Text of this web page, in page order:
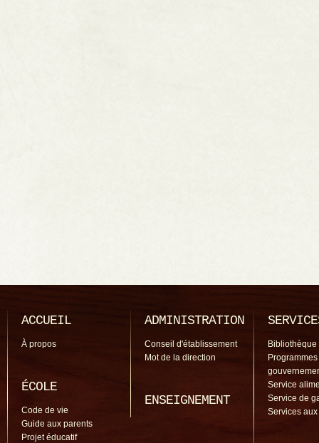
ACCUEIL
À propos
ÉCOLE
Code de vie
Guide aux parents
Projet éducatif
ADMINISTRATION
Conseil d'établissement
Mot de la direction
ENSEIGNEMENT
Bibliothèque
Programmes
Service
Service de
Services